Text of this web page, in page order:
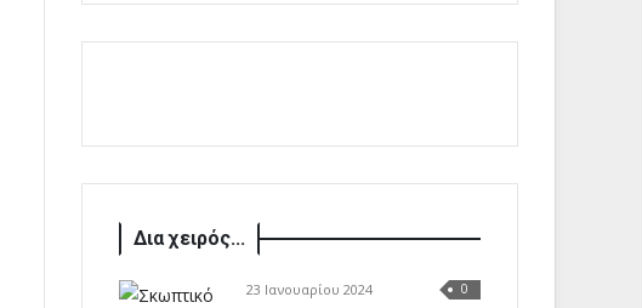
Δια χειρός...
23 Ιανουαρίου 2024 0